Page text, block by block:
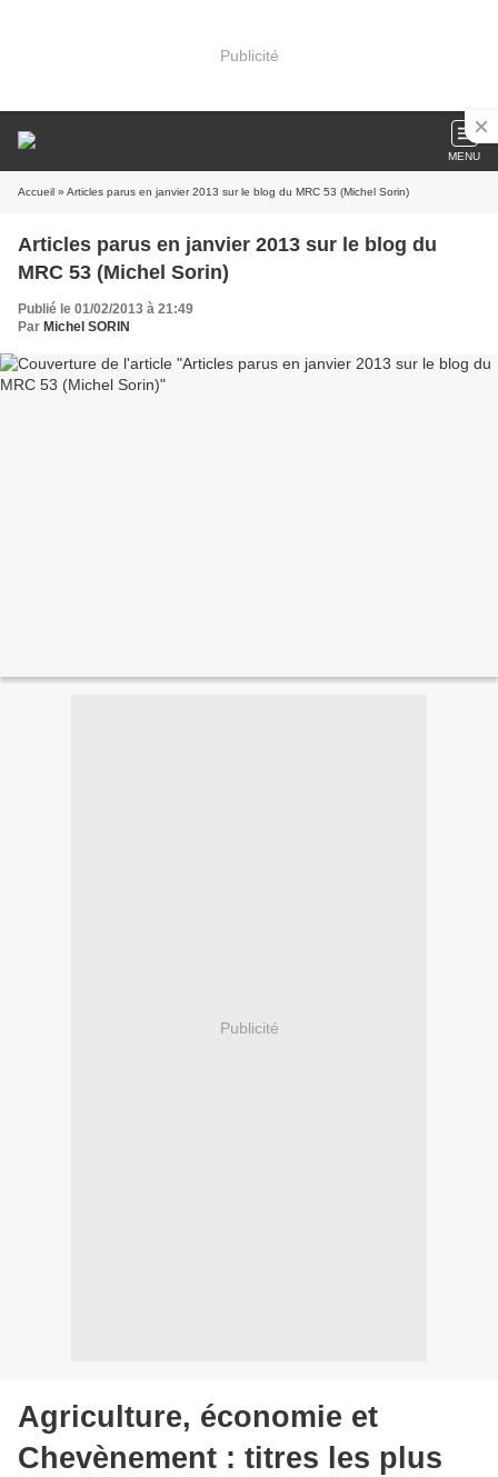
Publicité
MENU
Accueil » Articles parus en janvier 2013 sur le blog du MRC 53 (Michel Sorin)
Articles parus en janvier 2013 sur le blog du
MRC 53 (Michel Sorin)
Publié le 01/02/2013 à 21:49
Par Michel SORIN
Publicité
Agriculture, économie et
Chevènement : titres les plus